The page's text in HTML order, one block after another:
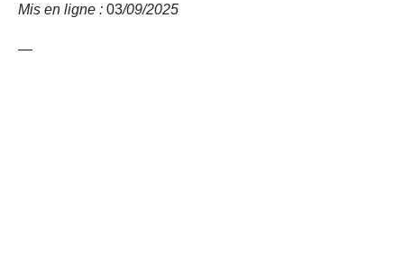
Mis en ligne : 03/09/2025
—